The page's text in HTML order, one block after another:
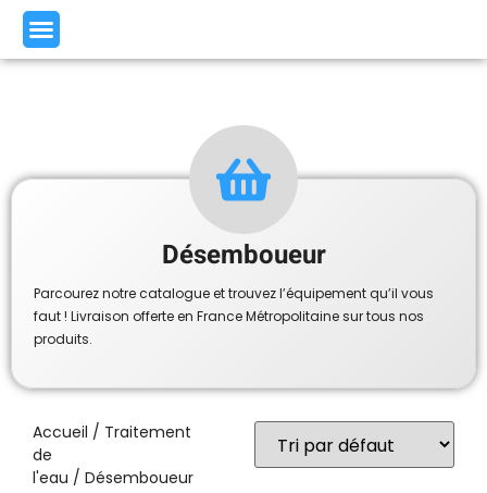
Désemboueur
Parcourez notre catalogue et trouvez l’équipement qu’il vous
faut ! Livraison offerte en France Métropolitaine sur tous nos
produits.
Accueil / Traitement
de
l'eau / Désemboueur